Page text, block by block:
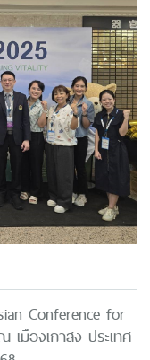
Conference for
เมืองเกาสง ประเทศ